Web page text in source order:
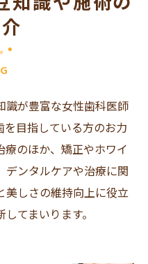
識が豊富な女性歯科医師
目指している方のお力
療のほか、矯正やホワイ
デンタルケアや治療に関
美しさの維持向上に役立
てまいります。